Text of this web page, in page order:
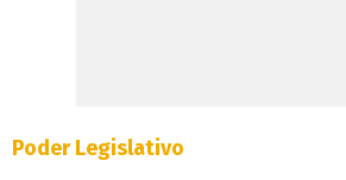
Poder Legislativo